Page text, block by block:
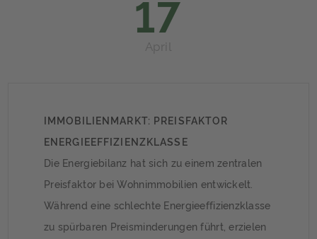
17
April
IMMOBILIENMARKT: PREISFAKTOR
ENERGIEEFFIZIENZKLASSE
Die Energiebilanz hat sich zu einem zentralen
Preisfaktor bei Wohnimmobilien entwickelt.
Während eine schlechte Energieeffizienzklasse
zu spürbaren Preisminderungen führt, erzielen